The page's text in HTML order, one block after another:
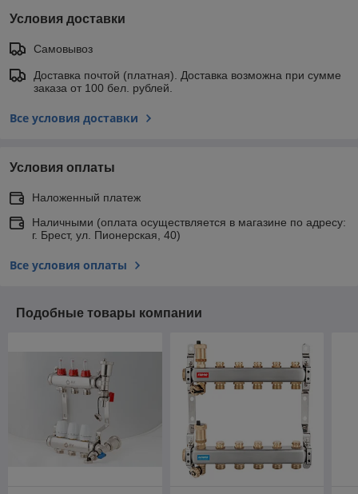
Условия доставки
Самовывоз
Доставка почтой (платная). Доставка возможна при сумме
заказа от 100 бел. рублей.
Все условия доставки
Условия оплаты
Наложенный платеж
Наличными (оплата осуществляется в магазине по адресу:
г. Брест, ул. Пионерская, 40)
Все условия оплаты
Подобные товары компании